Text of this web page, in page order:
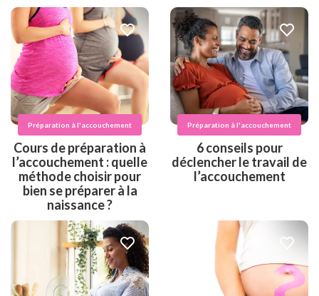
Préparation à l'accouchement
Cours de préparation à
l’accouchement : quelle
méthode choisir pour
bien se préparer à la
naissance ?
Préparation à l'accouchement
6 conseils pour
déclencher le travail de
l’accouchement